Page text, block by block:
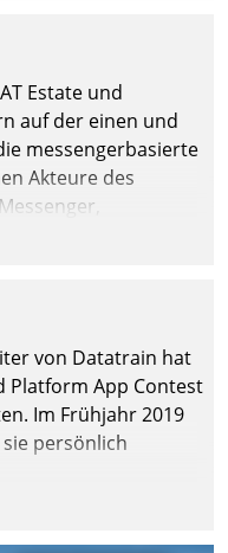
Estate und
auf der einen und
messengerbasierte
Akteure des
oder
von Datatrain hat
Platform App Contest
Im Frühjahr 2019
persönlich